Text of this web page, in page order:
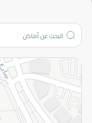
من نحن؟
المزيد
الاسترجاع
سياسة الخصوصية
قم بالتسجيل للنشرة